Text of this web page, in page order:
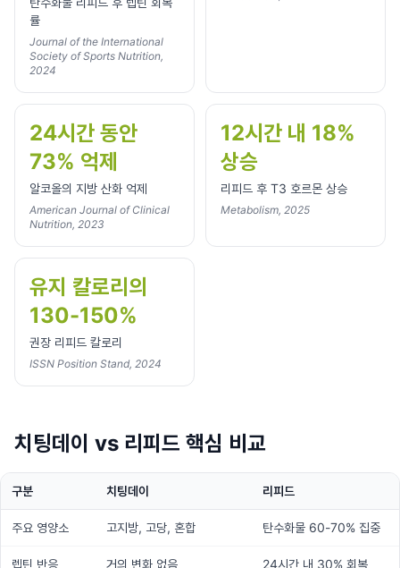
률
Journal of the International
Society of Sports Nutrition,
2024
24시간 동안
73% 억제
알코올의 지방 산화 억제
American Journal of Clinical
Nutrition, 2023
12시간 내 18%
상승
리피드 후 T3 호르몬 상승
Metabolism, 2025
유지 칼로리의
130-150%
권장 리피드 칼로리
ISSN Position Stand, 2024
치팅데이 vs 리피드 핵심 비교
구분 치팅데이 리피드
주요 영양소 고지방, 고당, 혼합 탄수화물 60-70% 집중
렙틴 반응 거의 변화 없음 24시간 내 30% 회복